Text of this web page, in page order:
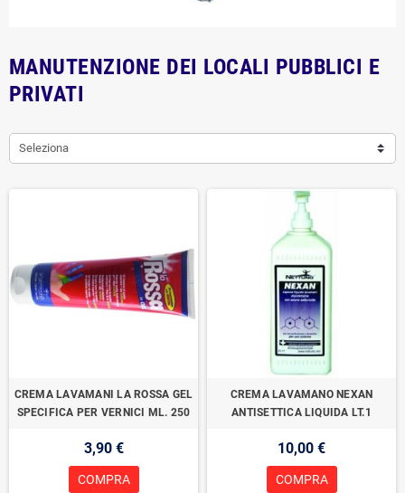
MANUTENZIONE DEI LOCALI PUBBLICI E
PRIVATI
Seleziona
CREMA LAVAMANI LA ROSSA GEL
SPECIFICA PER VERNICI ML. 250
3,90 €
COMPRA
CREMA LAVAMANO NEXAN
ANTISETTICA LIQUIDA LT.1
10,00 €
COMPRA